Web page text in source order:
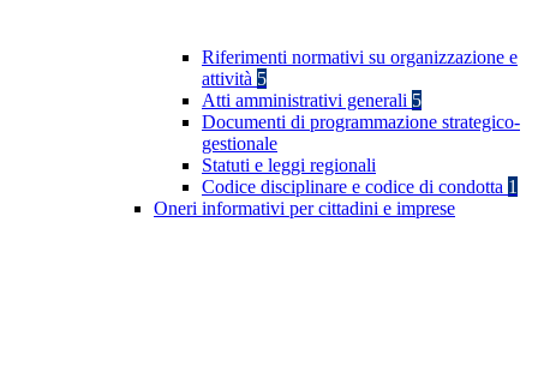
Riferimenti normativi su organizzazione e
attività 5
Atti amministrativi generali 5
Documenti di programmazione strategico-
gestionale
Statuti e leggi regionali
Codice disciplinare e codice di condotta 1
Oneri informativi per cittadini e imprese